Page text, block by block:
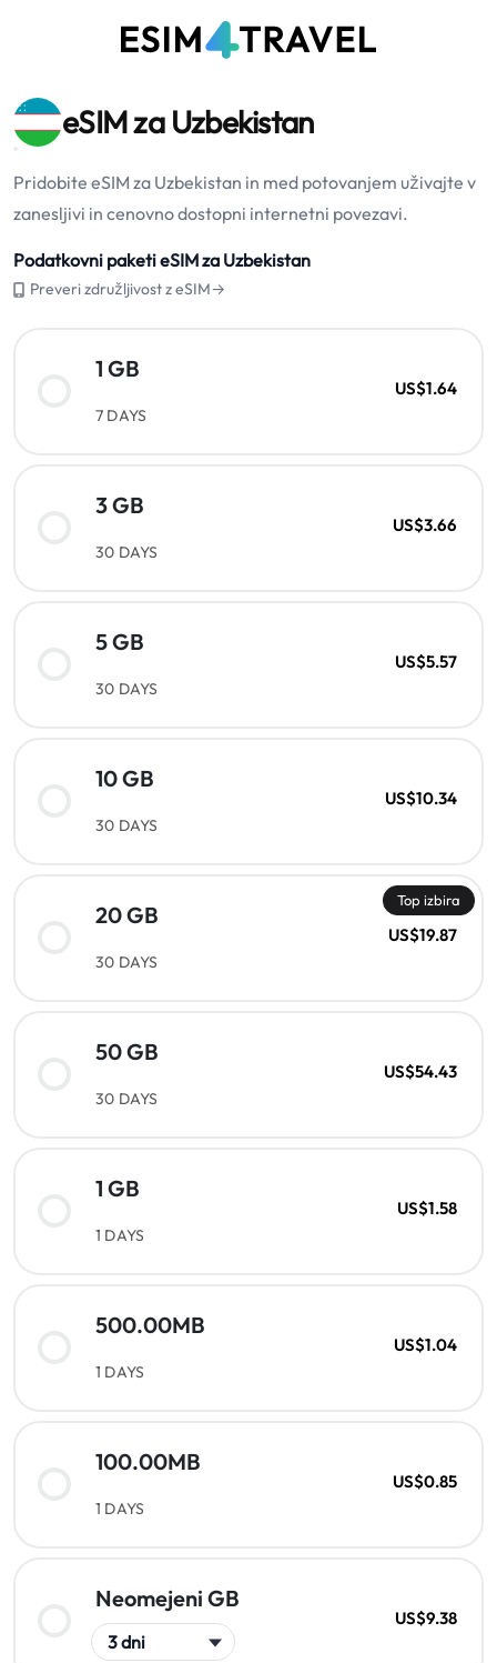
eSIM za Uzbekistan
Pridobite eSIM za Uzbekistan in med potovanjem uživajte v
zanesljivi in cenovno dostopni internetni povezavi.
Podatkovni paketi eSIM za Uzbekistan
Preveri združljivost z eSIM→
1 GB
7 DAYS
US$1.64
3 GB
30 DAYS
US$3.66
5 GB
30 DAYS
US$5.57
10 GB
30 DAYS
US$10.34
Top izbira
20 GB
30 DAYS
US$19.87
50 GB
30 DAYS
US$54.43
1 GB
1 DAYS
US$1.58
500.00MB
1 DAYS
US$1.04
100.00MB
1 DAYS
US$0.85
Neomejeni GB
US$9.38